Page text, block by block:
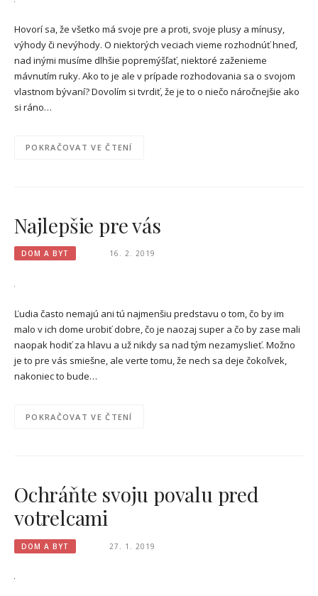
Hovorí sa, že všetko má svoje pre a proti, svoje plusy a mínusy,
výhody či nevýhody. O niektorých veciach vieme rozhodnúť hneď,
nad inými musíme dlhšie popremýšľať, niektoré zaženieme
mávnutím ruky. Ako to je ale v prípade rozhodovania sa o svojom
vlastnom bývaní? Dovolím si tvrdiť, že je to o niečo náročnejšie ako
si ráno…
POKRAČOVAT VE ČTENÍ
Najlepšie pre vás
DOM A BYT 16. 2. 2019
Ľudia často nemajú ani tú najmenšiu predstavu o tom, čo by im
malo v ich dome urobiť dobre, čo je naozaj super a čo by zase mali
naopak hodiť za hlavu a už nikdy sa nad tým nezamyslieť. Možno
je to pre vás smiešne, ale verte tomu, že nech sa deje čokoľvek,
nakoniec to bude…
POKRAČOVAT VE ČTENÍ
Ochráňte svoju povalu pred
votrelcami
DOM A BYT 27. 1. 2019